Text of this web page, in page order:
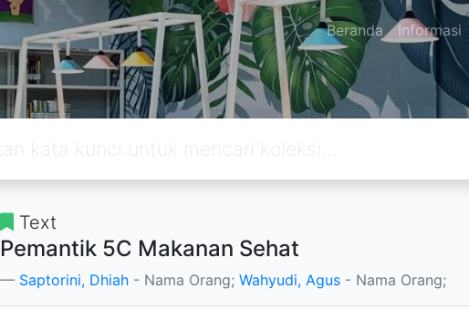
Beranda Informasi
Text
Pemantik 5C Makanan Sehat
Saptorini, Dhiah - Nama Orang; Wahyudi, Agus - Nama Orang;